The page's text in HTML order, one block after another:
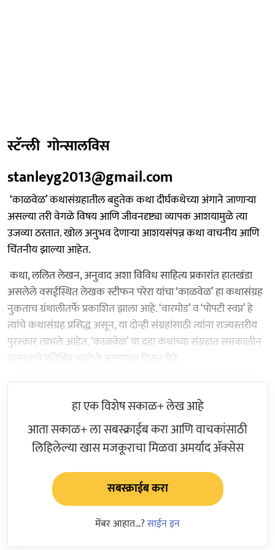
स्टॅन्ली गोन्सालविस
stanleyg2013@gmail.com
‘काळवेळ’ कथासंग्रहातील बहुतेक कथा दीर्घकथेच्या अंगाने जाणाऱ्या
असल्या तरी वेगळे विषय आणि जीवनदृष्ट्या व्यापक आशयामुळे त्या
उजव्या ठरतात. खोल अनुभव देणाऱ्या आशयसंपन्न कथा वाचनीय आणि
चिंतनीय झाल्या आहेत.
कथा, ललित लेखन, अनुवाद अशा विविध साहित्य प्रकारांत हातखंडा
असलेले वसईस्थित लेखक स्टीफन परेरा यांचा ‘काळवेळ’ हा कथासंग्रह
नुकताच ग्रंथालीतर्फे प्रकाशित झाला आहे. ‘वारमोड’ व ‘पोपटी स्वप्न’ हे
त्यांचे कथासंग्रह प्रसिद्ध असून, या दोन्ही संग्रहांसाठी त्यांना राज्यस्तरीय
पुरस्कार लाभले आहेत. ‘काळवेळ’ या दहा कथांच्या संग्रहात समकालीन
वास्तवाचे प्रतिबिंब पडलेले आपणाला दिसून येते.
हा एक विशेष सकाळ+ लेख आहे
आता सकाळ+ ला सबस्क्राईब करा आणि वाचकांसाठी
लिहिलेल्या खास मजकूराचा मिळवा अमर्याद ॲक्सेस
सबस्क्राईब करा
मेंबर आहात...?साईन इन